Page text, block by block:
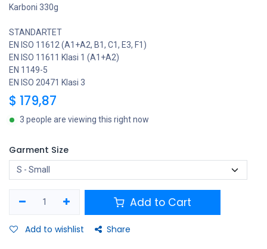
Karboni 330g
STANDARTET
EN ISO 11612 (A1+A2, B1, C1, E3, F1)
EN ISO 11611 Klasi 1 (A1+A2)
EN 1149-5
EN ISO 20471 Klasi 3
$ 179,87
3 people are viewing this right now
Garment Size
Add to Cart
Add to wishlist Share